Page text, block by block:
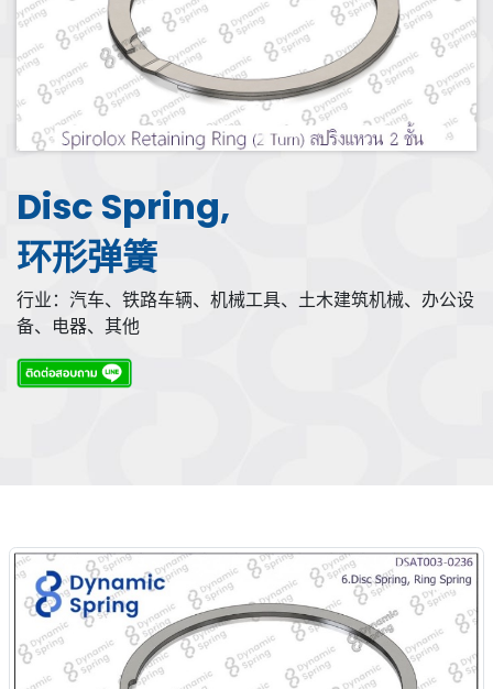
Disc Spring,
环形弹簧
行业：汽车、铁路车辆、机械工具、土木建筑机械、办公设
备、电器、其他